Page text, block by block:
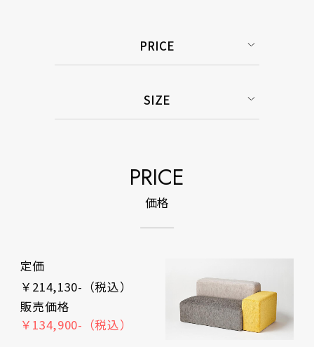
PRICE
SIZE
PRICE
価格
定価
￥214,130-（税込）
販売価格
￥134,900-（税込）